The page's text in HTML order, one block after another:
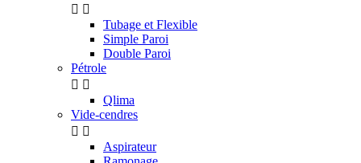
 
Tubage et Flexible
Simple Paroi
Double Paroi
Pétrole
 
Qlima
Vide-cendres
 
Aspirateur